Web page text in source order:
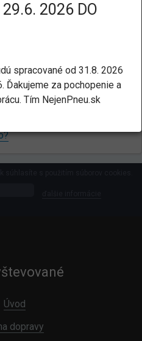
sa
Úvod
dopravy
29.6. 2026 DO
spracované od 31.8. 2026
Ďakujeme za pochopenie a
Tím NejenPneu.sk